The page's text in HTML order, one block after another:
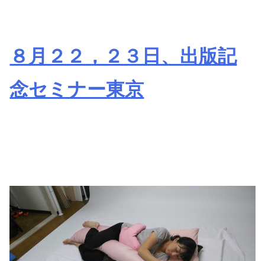
８月２２，２３日、出版記
念セミナー東京